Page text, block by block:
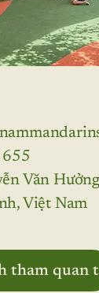
Văn
Việt Nam